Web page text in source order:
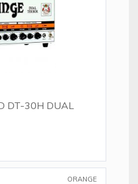
DT-30H DUAL
ORANGE